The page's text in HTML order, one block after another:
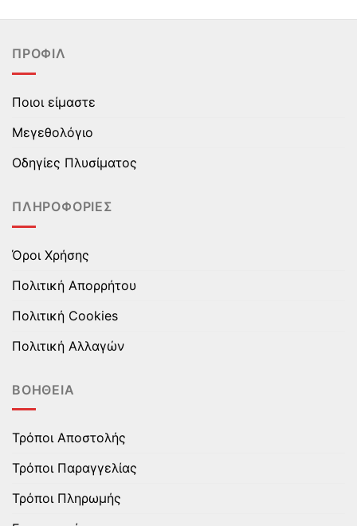
έχει
παραλλαγές.
Οι
μπορούν
επιλεγούν
στη
σελίδα
προϊόντος
έχει
ΠΡΟΦΊΛ
Ποιοι είμαστε
Μεγεθολόγιο
Οδηγίες Πλυσίματος
ΠΛΗΡΟΦΟΡΊΕΣ
Όροι Χρήσης
Πολιτική Απορρήτου
Πολιτική Cookies
Πολιτική Αλλαγών
ΒΟΉΘΕΙΑ
Τρόποι Αποστολής
Τρόποι Παραγγελίας
Τρόποι Πληρωμής